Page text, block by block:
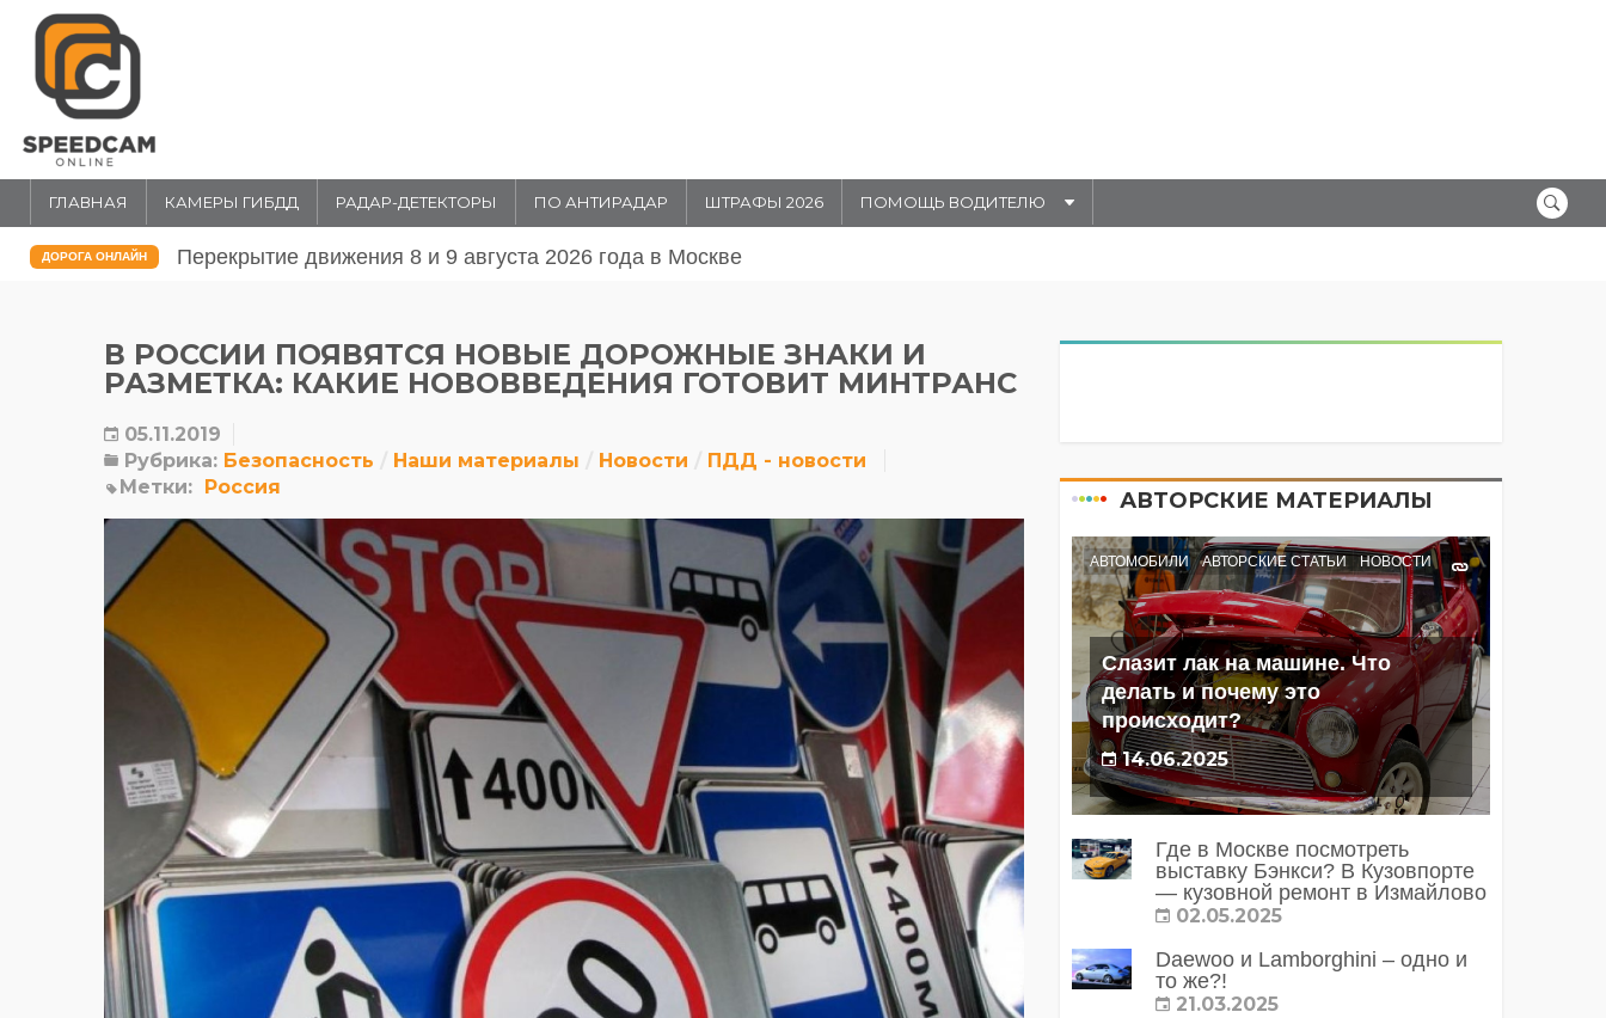
ГЛАВНАЯ КАМЕРЫ ГИБДД РАДАР-ДЕТЕКТОРЫ ПО АНТИРАДАР ШТРАФЫ 2026 ПОМОЩЬ ВОДИТЕЛЮ
ДОРОГА ОНЛАЙН Перекрытие движения 31 июля и 1 августа 20026 года в Москве
В РОССИИ ПОЯВЯТСЯ НОВЫЕ ДОРОЖНЫЕ ЗНАКИ И
РАЗМЕТКА: КАКИЕ НОВОВВЕДЕНИЯ ГОТОВИТ МИНТРАНС
05.11.2019
Рубрика: Безопасность Наши материалы Новости
ПДД - новости
Метки: Россия
АВТОРСКИЕ МАТЕРИАЛЫ
АВТОМОБИЛИ АВТОРСКИЕ СТАТЬИ НОВОСТИ
Слазит лак на машине. Что
делать и почему это
происходит?
14.06.2025
Где в Москве посмотреть
выставку Бэнкси? В Кузовпорте
— кузовной ремонт в Измайлово
02.05.2025
Daewoo и Lamborghini – одно и
то же?!
21.03.2025